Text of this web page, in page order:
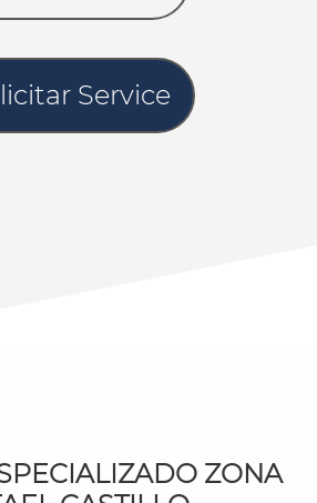
Service
ZONA